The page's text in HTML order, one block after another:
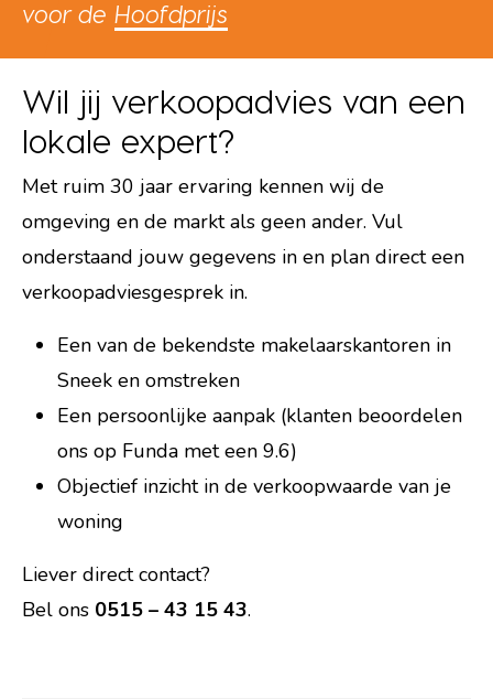
Wil jij verkoopadvies van een
lokale expert?
Met ruim 30 jaar ervaring kennen wij de
omgeving en de markt als geen ander. Vul
onderstaand jouw gegevens in en plan direct een
verkoopadviesgesprek in.
Een van de bekendste makelaarskantoren in
Sneek en omstreken
Een persoonlijke aanpak (klanten beoordelen
ons op Funda met een 9.6)
Objectief inzicht in de verkoopwaarde van je
woning
Liever direct contact?
Bel ons 0515 – 43 15 43.
voor de Hoofdprijs